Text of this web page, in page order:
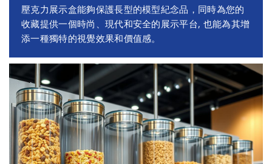
壓克力展示盒能夠保護長型的模型紀念品，同時為您的
收藏提供一個時尚、現代和安全的展示平台, 也能為其增
添一種獨特的視覺效果和價值感。